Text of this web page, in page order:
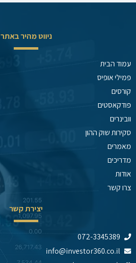
ניווט מהיר באתר
עמוד הבית
פמילי אופיס
קורסים
פודקאסטים
וובינרים
סקירות שוק ההון
מאמרים
מדריכים
אודות
צרו קשר
יצירת קשר
072-3345389
info@investor360.co.il